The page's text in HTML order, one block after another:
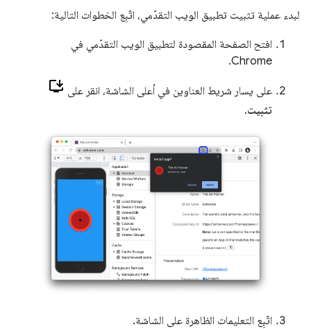
لبدء عملية تثبيت تطبيق الويب التقدّمي، اتّبِع الخطوات التالية:
افتح الصفحة المقصودة لتطبيق الويب التقدّمي في
Chrome.
على يسار شريط العناوين في أعلى الشاشة، انقر على
تثبيت.
اتّبِع التعليمات الظاهرة على الشاشة.